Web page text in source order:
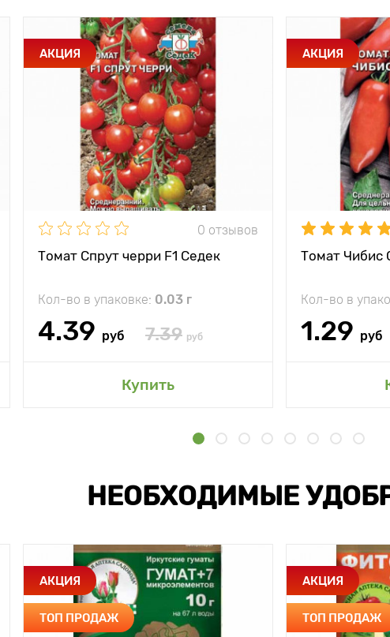
АКЦИЯ
0 отзывов
Томат Спрут черри F1 Седек
Кол-во в упаковке: 0.03 г
4.39 руб 7.39 руб
Купить
АКЦИЯ
Томат Чибис
Кол-во в
1.29 руб
НЕОБХОДИМЫЕ
АКЦИЯ
ТОП ПРОДАЖ
АКЦИЯ
ТОП ПРОДАЖ